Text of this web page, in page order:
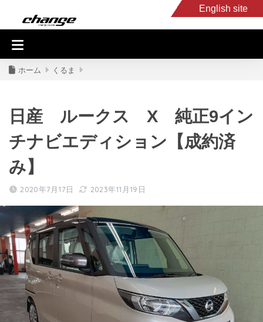
English site
入庫車情報
ホーム くるま
日産 ルークス X 純正9イン
チナビエディション【成約済
み】
2020年7月17日 2023年11月19日